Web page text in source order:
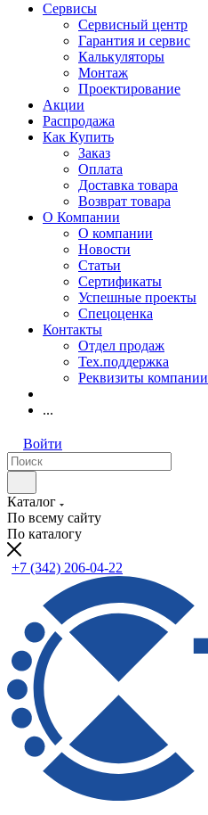
Сервисы
Сервисный центр
Гарантия и сервис
Калькуляторы
Монтаж
Проектирование
Акции
Распродажа
Как Купить
Заказ
Оплата
Доставка товара
Возврат товара
О Компании
О компании
Новости
Статьи
Сертификаты
Успешные проекты
Спецоценка
Контакты
Отдел продаж
Тех.поддержка
Реквизиты компании
...
Войти
Каталог
По всему сайту
По каталогу
+7 (342) 206-04-22